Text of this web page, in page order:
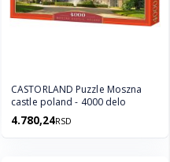
CASTORLAND Puzzle Moszna
castle poland - 4000 delo
4.780,24RSD